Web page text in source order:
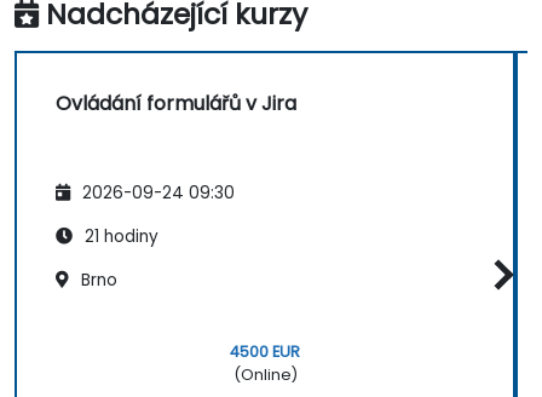
Nadcházející kurzy
Ovládání formulářů v Jira
2026-09-24 09:30
21 hodiny
Brno
4500 EUR
(Online)